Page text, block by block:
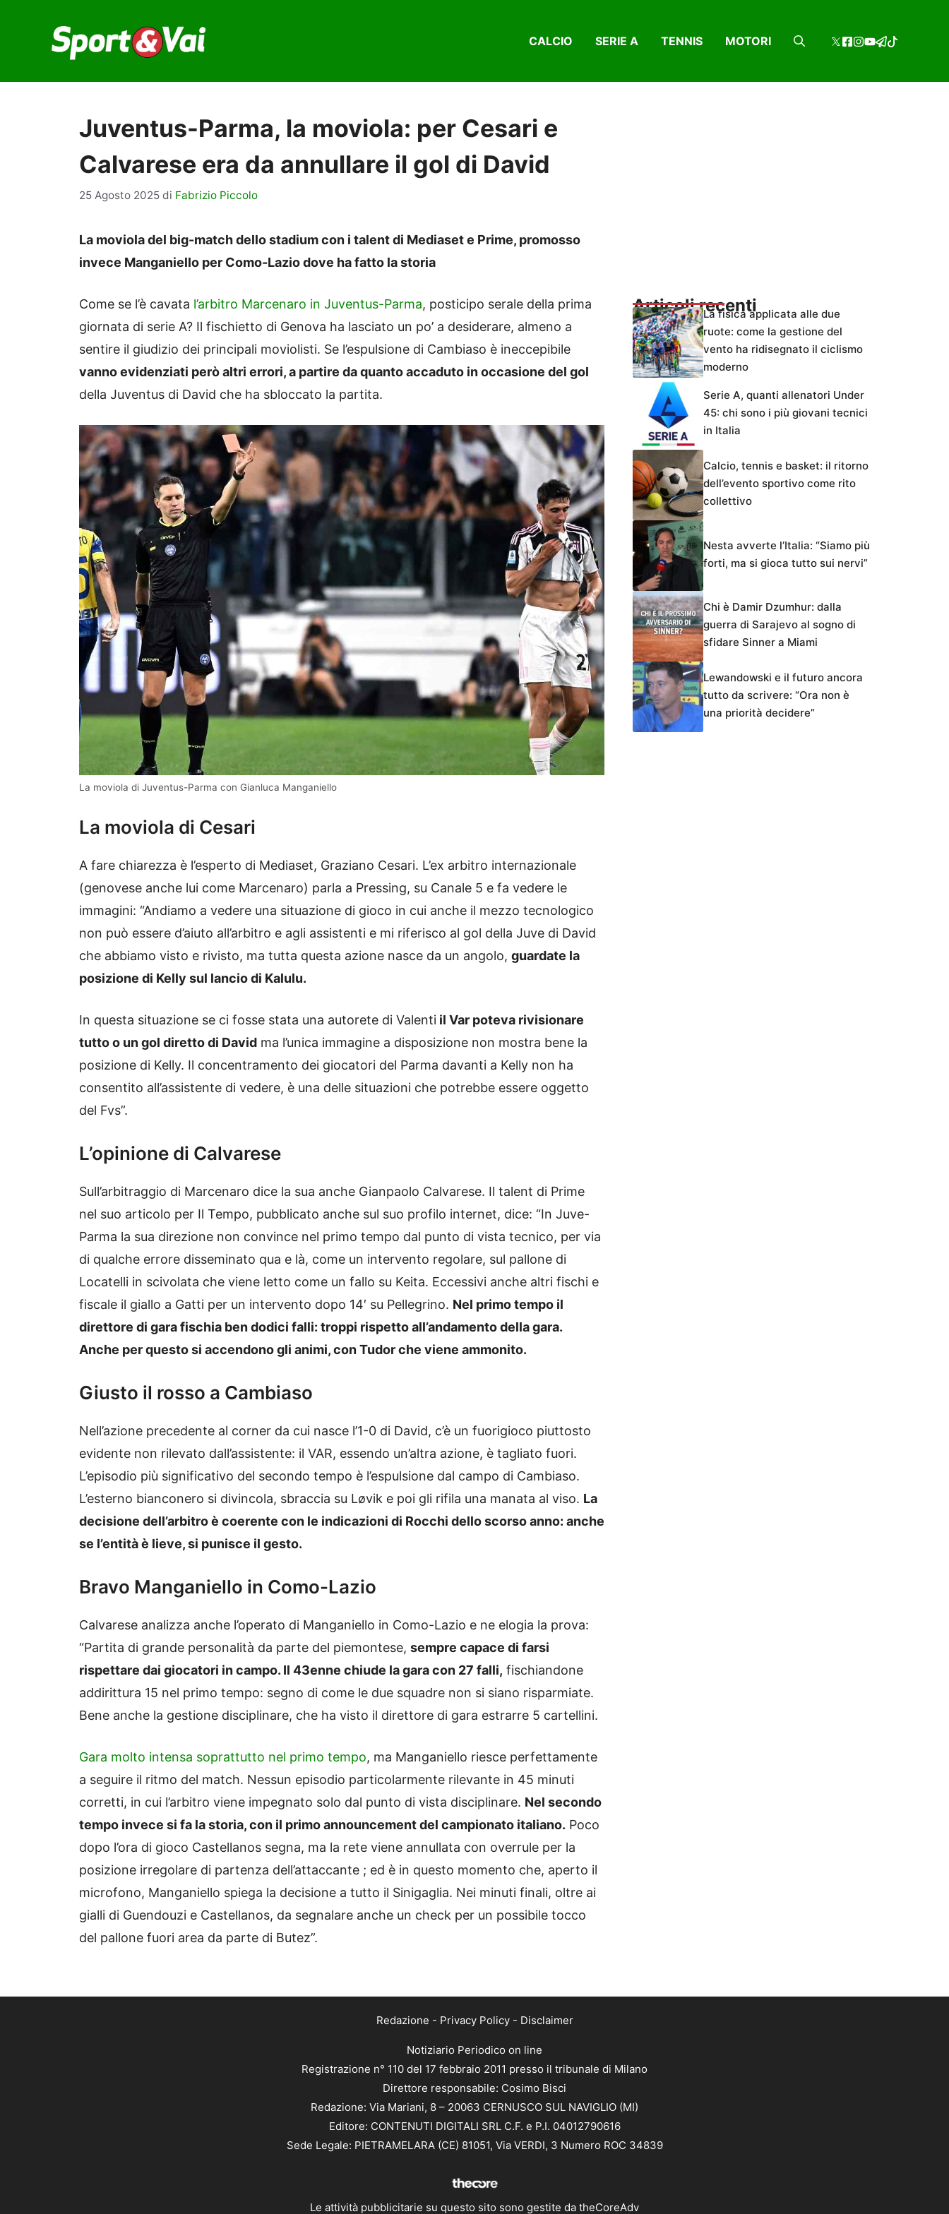
contenuto
CALCIO SERIE A TENNIS MOTORI
Juventus-Parma, la moviola: per Cesari e
Calvarese era da annullare il gol di David
25 Agosto 2025 di Fabrizio Piccolo
La moviola del big-match dello stadium con i talent di Mediaset e Prime, promosso
invece Manganiello per Como-Lazio dove ha fatto la storia
Come se l’è cavata l’arbitro Marcenaro in Juventus-Parma, posticipo serale della prima
giornata di serie A? Il fischietto di Genova ha lasciato un po’ a desiderare, almeno a
sentire il giudizio dei principali moviolisti. Se l’espulsione di Cambiaso è ineccepibile
vanno evidenziati però altri errori, a partire da quanto accaduto in occasione del gol
della Juventus di David che ha sbloccato la partita.
La moviola di Juventus-Parma con Gianluca Manganiello
La moviola di Cesari
A fare chiarezza è l’esperto di Mediaset, Graziano Cesari. L’ex arbitro internazionale
(genovese anche lui come Marcenaro) parla a Pressing, su Canale 5 e fa vedere le
immagini: “Andiamo a vedere una situazione di gioco in cui anche il mezzo tecnologico
non può essere d’aiuto all’arbitro e agli assistenti e mi riferisco al gol della Juve di David
che abbiamo visto e rivisto, ma tutta questa azione nasce da un angolo, guardate la
posizione di Kelly sul lancio di Kalulu.
In questa situazione se ci fosse stata una autorete di Valenti il Var poteva rivisionare
tutto o un gol diretto di David ma l’unica immagine a disposizione non mostra bene la
posizione di Kelly. Il concentramento dei giocatori del Parma davanti a Kelly non ha
consentito all’assistente di vedere, è una delle situazioni che potrebbe essere oggetto
del Fvs”.
L’opinione di Calvarese
Sull’arbitraggio di Marcenaro dice la sua anche Gianpaolo Calvarese. Il talent di Prime
nel suo articolo per Il Tempo, pubblicato anche sul suo profilo internet, dice: “In Juve-
Parma la sua direzione non convince nel primo tempo dal punto di vista tecnico, per via
di qualche errore disseminato qua e là, come un intervento regolare, sul pallone di
Locatelli in scivolata che viene letto come un fallo su Keita. Eccessivi anche altri fischi e
fiscale il giallo a Gatti per un intervento dopo 14′ su Pellegrino. Nel primo tempo il
direttore di gara fischia ben dodici falli: troppi rispetto all’andamento della gara.
Anche per questo si accendono gli animi, con Tudor che viene ammonito.
Giusto il rosso a Cambiaso
Nell’azione precedente al corner da cui nasce l’1-0 di David, c’è un fuorigioco piuttosto
evidente non rilevato dall’assistente: il VAR, essendo un’altra azione, è tagliato fuori.
L’episodio più significativo del secondo tempo è l’espulsione dal campo di Cambiaso.
L’esterno bianconero si divincola, sbraccia su Løvik e poi gli rifila una manata al viso. La
decisione dell’arbitro è coerente con le indicazioni di Rocchi dello scorso anno: anche
se l’entità è lieve, si punisce il gesto.
Bravo Manganiello in Como-Lazio
Calvarese analizza anche l’operato di Manganiello in Como-Lazio e ne elogia la prova:
“Partita di grande personalità da parte del piemontese, sempre capace di farsi
rispettare dai giocatori in campo. Il 43enne chiude la gara con 27 falli, fischiandone
addirittura 15 nel primo tempo: segno di come le due squadre non si siano risparmiate.
Bene anche la gestione disciplinare, che ha visto il direttore di gara estrarre 5 cartellini.
Gara molto intensa soprattutto nel primo tempo, ma Manganiello riesce perfettamente
a seguire il ritmo del match. Nessun episodio particolarmente rilevante in 45 minuti
corretti, in cui l’arbitro viene impegnato solo dal punto di vista disciplinare. Nel secondo
tempo invece si fa la storia, con il primo announcement del campionato italiano. Poco
dopo l’ora di gioco Castellanos segna, ma la rete viene annullata con overrule per la
posizione irregolare di partenza dell’attaccante ; ed è in questo momento che, aperto il
microfono, Manganiello spiega la decisione a tutto il Sinigaglia. Nei minuti finali, oltre ai
gialli di Guendouzi e Castellanos, da segnalare anche un check per un possibile tocco
del pallone fuori area da parte di Butez”.
Articoli recentiLa fisica applicata alle due
ruote: come la gestione del
vento ha ridisegnato il ciclismo
moderno
Serie A, quanti allenatori Under
45: chi sono i più giovani tecnici
in Italia
Calcio, tennis e basket: il ritorno
dell’evento sportivo come rito
collettivo
Nesta avverte l’Italia: “Siamo più
forti, ma si gioca tutto sui nervi”
Chi è Damir Dzumhur: dalla
guerra di Sarajevo al sogno di
sfidare Sinner a Miami
Lewandowski e il futuro ancora
tutto da scrivere: “Ora non è
una priorità decidere”
Redazione - Privacy Policy- Disclaimer
Notiziario Periodico on line
Registrazione n° 110 del 17 febbraio 2011 presso il tribunale di Milano
Direttore responsabile: Cosimo Bisci
Redazione: Via Mariani, 8 – 20063 CERNUSCO SUL NAVIGLIO (MI)
Editore: CONTENUTI DIGITALI SRL C.F. e P.I. 04012790616
Sede Legale: PIETRAMELARA (CE) 81051, Via VERDI, 3 Numero ROC 34839
Le attività pubblicitarie su questo sito sono gestite da theCoreAdv